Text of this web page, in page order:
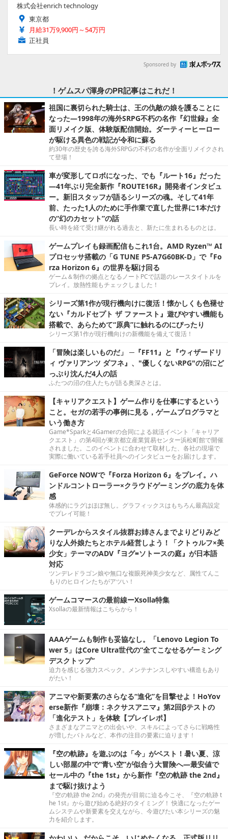
株式会社enrich technology
東京都
月給31万9,900円～54万円
正社員
Sponsored by
！ゲムスパ渾身のPR記事はこれだ！
祖国に裏切られた騎士は、王の仇敵の娘を護ることに
なった―1998年の海外SRPG不朽の名作『幻世録』全
面リメイク版、体験版配信開始。ダーティーヒーロー
が駆ける異色の戦記が令和に蘇る
約30年の歴史を誇る海外SRPGの不朽の名作が全面リメイクされ
て登場！
車が変形してロボになった、でも『ルート16』だった
―41年ぶり完全新作『ROUTE16R』開発者インタビュ
ー。新旧スタッフが語るシリーズの魂。そして41年
前、たった1人のために手作業で直した世界に1本だけ
の“幻のカセット”の話
長い時を経て受け継がれる過去と、新たに生まれるものとは。
ゲームプレイも録画配信もこれ1台。AMD Ryzen™ AI
プロセッサ搭載の「G TUNE P5-A7G60BK-D」で『Fo
rza Horizon 6』の世界を駆け回る
ゲーム＆制作の拠点となるノートPCで話題のレースタイトルを
プレイ。放熱性能もチェックしました！
シリーズ第1作が現行機向けに復活！懐かしくも色褪せ
ない『カルドセプト ザ ファースト』遊びやすい機能も
搭載で、あらためて“原典”に触れるのにぴったり
シリーズ第1作が現行機向けの新機能を備えて復活！
「冒険は楽しいものだ」 ─『FF11』と『ウィザードリ
ィ ヴァリアンツ ダフネ』、"優しくないRPG"の沼にど
っぷり沈んだ4人の話
ふたつの沼の住人たちが語る奥深さとは。
【キャリアクエスト】ゲーム作りを仕事にするという
こと。セガの若手の事例に見る，ゲームプログラマと
いう働き方
Game*Sparkと4Gamerの合同による就活イベント「キャリア
クエスト」の第4回が東京都立産業貿易センター浜松町館で開催
されました。このイベントに合わせて取材した、各社の現場で
実際に働いている若手社員へのインタビューをお届けします。
GeForce NOWで『Forza Horizon 6』をプレイ。ハ
ンドルコントローラー×クラウドゲーミングの底力を体
感
体感的にラグはほぼ無し。グラフィックスはもちろん最高設定
でプレイ可能！
クーデレからスタイル抜群お姉さんまでよりどりみど
りな人外娘たちとホテル経営しよう！「クトゥルフ×美
少女」テーマのADV『ヨグ=ソトースの庭』が日本語
対応
ツンデレドラゴン娘や無口な複眼死神美少女など、属性てんこ
もりのヒロインたちがアツい！
ゲームコマースの最前線ーXsolla特集
Xsollaの最新情報はこちらから！
AAAゲームも制作も妥協なし。「Lenovo Legion To
wer 5」はCore Ultra世代の“全てこなせるゲーミング
デスクトップ”
迫力を感じる強力スペック。メンテナンスしやすい構造もあり
がたい！
アニマや新要素のさらなる“進化”を目撃せよ！HoYov
erse新作『崩壊：ネクサスアニマ』第2回βテストの
「進化テスト」を体験【プレイレポ】
さまざまなアニマとの出会いや、スキルによってさらに戦略性
が増したバトルなど、本作の注目の要素に迫ります！
『空の軌跡』を遊ぶのは「今」がベスト！暑い夏、涼
しい部屋の中で“青い空”が似合う大冒険へ―最安値で
セール中の『the 1st』から新作『空の軌跡 the 2nd』
まで駆け抜けよう
『空の軌跡 the 2nd』の発売が目前に迫る今こそ、『空の軌跡 t
he 1st』から遊び始める絶好のタイミング！ 快適になったゲー
ムシステムや新要素を交えながら、今遊びたい本シリーズの魅
力を紹介します。